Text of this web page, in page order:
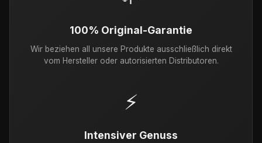
100% Original-Garantie
Wir beziehen all unsere Produkte ausschließlich direkt
vom Hersteller oder autorisierten Distributoren.
⚡
Intensiver Genuss